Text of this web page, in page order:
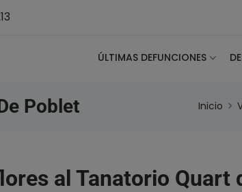
ÚLTIMAS DEFUNCIONES
Poblet Inicio
al Tanatorio Quart